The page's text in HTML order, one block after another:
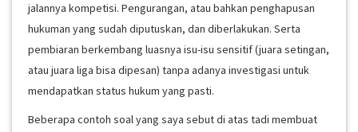
jalannya kompetisi. Pengurangan, atau bahkan penghapusan
hukuman yang sudah diputuskan, dan diberlakukan. Serta
pembiaran berkembang luasnya isu-isu sensitif (juara setingan,
atau juara liga bisa dipesan) tanpa adanya investigasi untuk
mendapatkan status hukum yang pasti.
Beberapa contoh soal yang saya sebut di atas tadi membuat